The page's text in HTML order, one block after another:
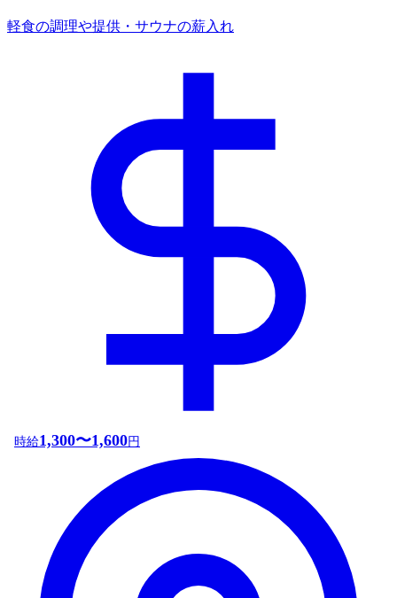
軽食の調理や提供・サウナの薪入れ
時給1,300〜1,600円